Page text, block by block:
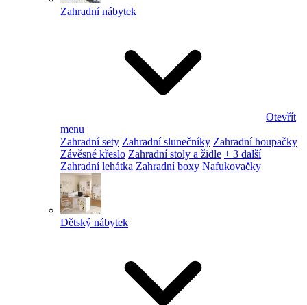
Zahradní nábytek
Otevřít
menu
Zahradní sety Zahradní slunečníky Zahradní houpačky
Závěsné křeslo Zahradní stoly a židle + 3 další
Zahradní lehátka Zahradní boxy Nafukovačky
Dětský nábytek